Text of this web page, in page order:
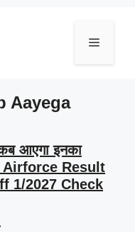
Menu
Aayega
आएगा इनका
Result
1/2027 Check